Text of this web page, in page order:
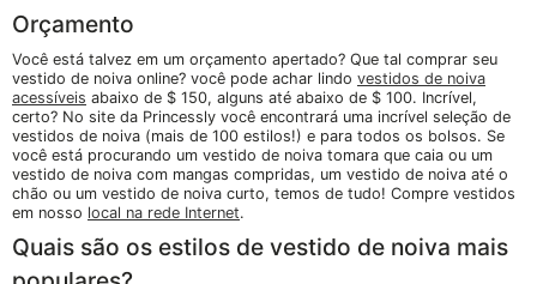
Orçamento
Você está talvez em um orçamento apertado? Que tal comprar seu
vestido de noiva online? você pode achar lindo vestidos de noiva
acessíveis abaixo de $ 150, alguns até abaixo de $ 100. Incrível,
certo? No site da Princessly você encontrará uma incrível seleção de
vestidos de noiva (mais de 100 estilos!) e para todos os bolsos. Se
você está procurando um vestido de noiva tomara que caia ou um
vestido de noiva com mangas compridas, um vestido de noiva até o
chão ou um vestido de noiva curto, temos de tudo! Compre vestidos
em nosso local na rede Internet.
Quais são os estilos de vestido de noiva mais